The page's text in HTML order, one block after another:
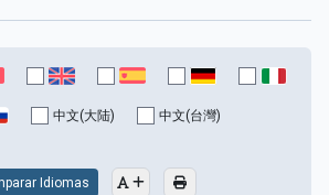
中文(大陆) 中文(台灣)
Idiomas